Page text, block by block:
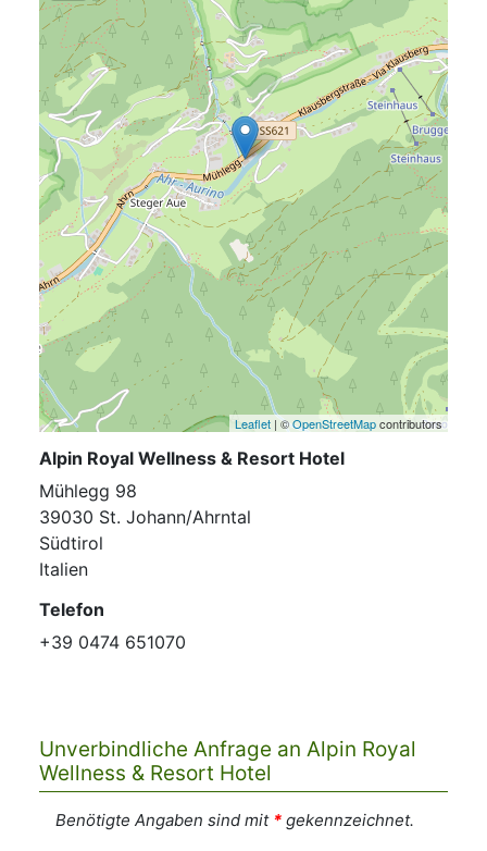
Leaflet | ©OpenStreetMapcontributors
Alpin Royal Wellness & Resort Hotel
Mühlegg 98
39030 St. Johann/Ahrntal
Südtirol
Italien
Telefon
+39 0474 651070
Unverbindliche Anfrage an Alpin Royal
Wellness & Resort Hotel
Benötigte Angaben sind mit *gekennzeichnet.